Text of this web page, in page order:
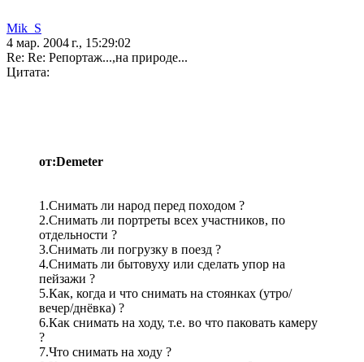
Mik_S
4 мар. 2004 г., 15:29:02
Re: Re: Репортаж...,на природе...
Цитата:
от:Demeter
1.Снимать ли народ перед походом ?
2.Cнимать ли портреты всех участников, по
отдельности ?
3.Снимать ли погрузку в поезд ?
4.Снимать ли бытовуху или сделать упор на
пейзажи ?
5.Как, когда и что снимать на стоянках (утро/
вечер/днёвка) ?
6.Как снимать на ходу, т.е. во что паковать камеру
?
7.Что снимать на ходу ?